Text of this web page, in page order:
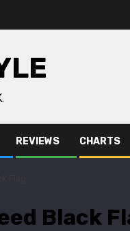
REVIEWS CHARTS
Black